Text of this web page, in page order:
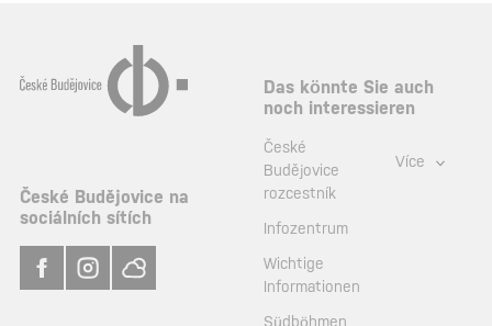
České Budějovice na
sociálních sítích
Das könnte Sie auch
noch interessieren
České
Budějovice
rozcestník
Infozentrum
Wichtige
Informationen
Südböhmen
Více